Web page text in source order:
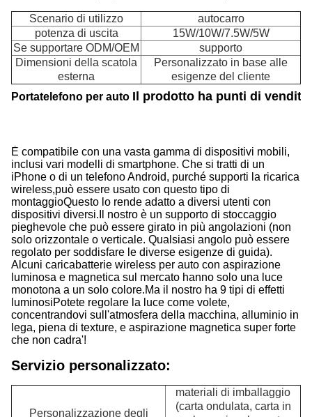
Scenario di utilizzo
autocarro
potenza di uscita
15W/10W/7.5W/5W
Se supportare ODM/OEM
supporto
Dimensioni della scatola
esterna
Personalizzato in base alle
esigenze del cliente
Portatelefono per auto Il prodotto ha punti di
È compatibile con una vasta gamma di dispositivi mobili,
inclusi vari modelli di smartphone. Che si tratti di un
iPhone o di un telefono Android, purché supporti la ricarica
wireless,può essere usato con questo tipo di
montaggioQuesto lo rende adatto a diversi utenti con
dispositivi diversi.Il nostro è un supporto di stoccaggio
pieghevole che può essere girato in più angolazioni (non
solo orizzontale o verticale. Qualsiasi angolo può essere
regolato per soddisfare le diverse esigenze di guida).
Alcuni caricabatterie wireless per auto con aspirazione
luminosa e magnetica sul mercato hanno solo una luce
monotona a un solo colore.Ma il nostro ha 9 tipi di effetti
luminosiPotete regolare la luce come volete,
concentrandovi sull'atmosfera della macchina, alluminio in
lega, piena di texture, e aspirazione magnetica super forte
che non cadra'!
Servizio personalizzato:
Personalizzazione degli
materiali di imballaggio
(carta ondulata, carta in